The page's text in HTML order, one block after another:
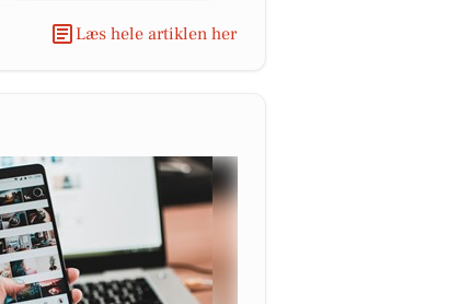
Læs hele artiklen her